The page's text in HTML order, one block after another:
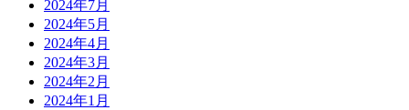
2024年7月
2024年5月
2024年4月
2024年3月
2024年2月
2024年1月